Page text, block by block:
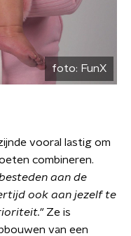
foto: FunX
vooral lastig om
combineren.
aan de
ook aan jezelf te
Ze is
van een